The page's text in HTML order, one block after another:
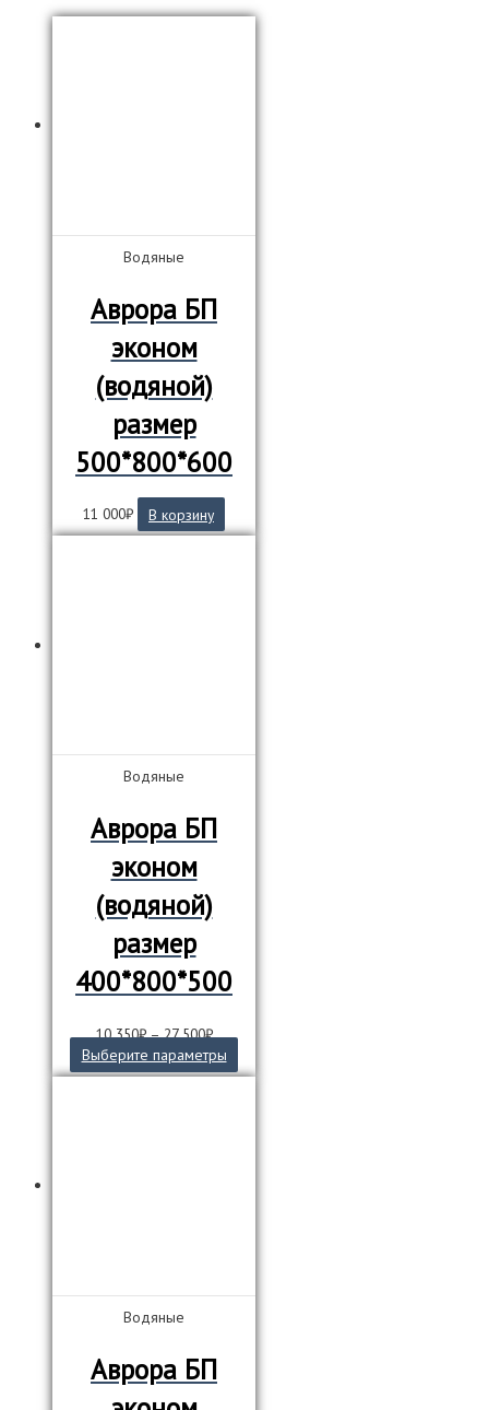
Водяные
Аврора БП
эконом
(водяной)
размер
500*800*600
11 000₽ В корзину
Водяные
Аврора БП
эконом
(водяной)
размер
400*800*500
10 350₽–27 500₽
Выберите параметры
товар
Водяные
Аврора БП